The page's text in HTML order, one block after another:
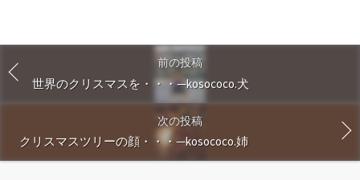
前の投稿
世界のクリスマスを・・・—kosococo.犬
次の投稿
クリスマスツリーの顔・・・—kosococo.姉